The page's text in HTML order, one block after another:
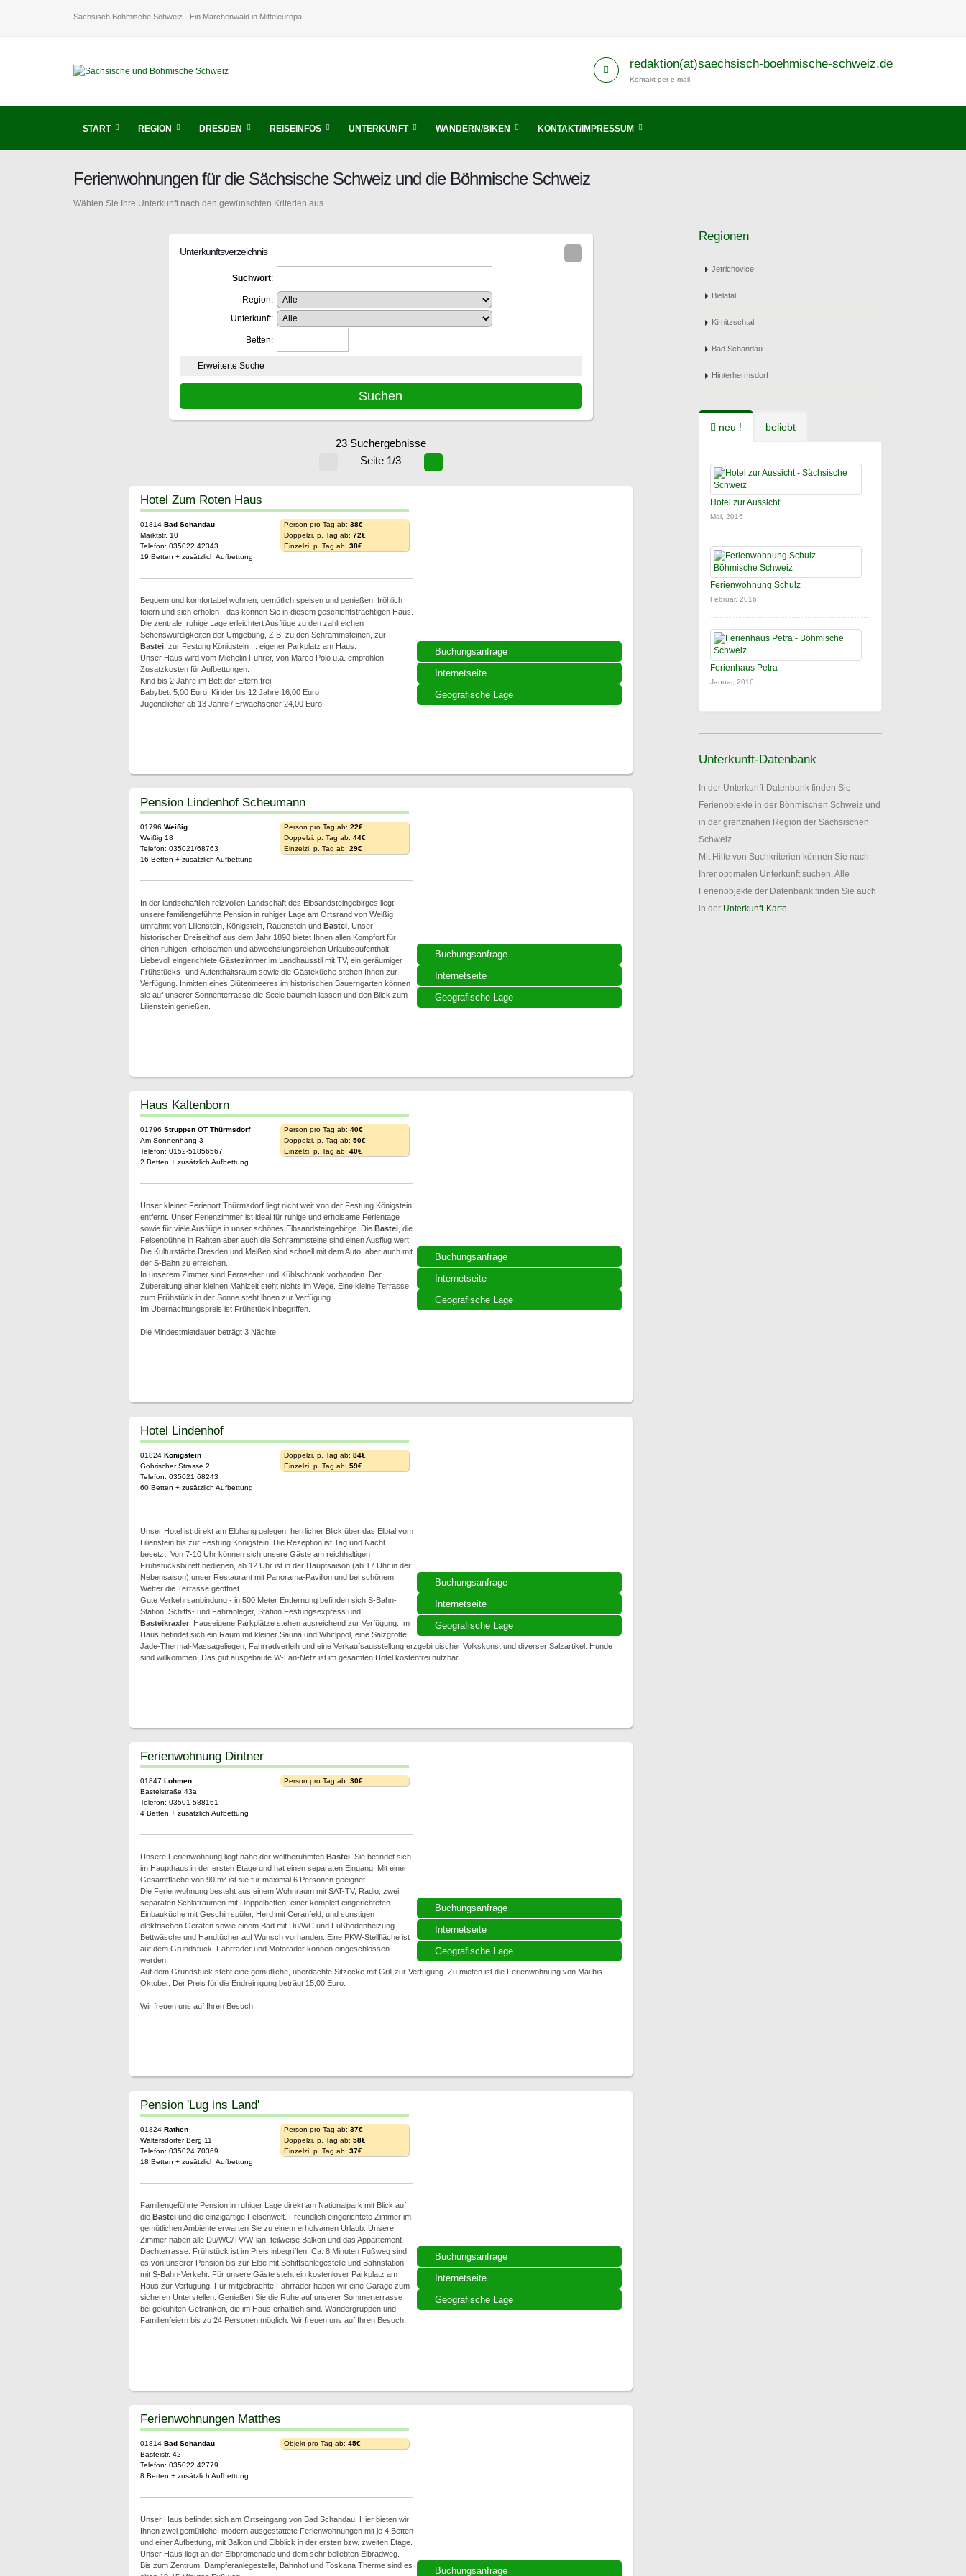
Sächsisch Böhmische Schweiz - Ein Märchenwald in Mitteleuropa
redaktion(at)saechsisch-boehmische-schweiz.de
Kontakt per e-mail
START REGION DRESDEN REISEINFOS UNTERKUNFT WANDERN/BIKEN KONTAKT/IMPRESSUM
Ferienwohnungen für die Sächsische Schweiz und die Böhmische Schweiz
Wählen Sie Ihre Unterkunft nach den gewünschten Kriterien aus.
Unterkunftsverzeichnis
Suchwort:
Region:
Unterkunft:
Betten:
Erweiterte Suche
23 Suchergebnisse
Seite 1/3
Buchungsanfrage
Internetseite
Geografische Lage
Hotel Zum Roten Haus
01814 Bad Schandau
Marktstr. 10
Telefon: 035022 42343
19 Betten + zusätzlich Aufbettung
Person pro Tag ab: 38€
Doppelzi. p. Tag ab: 72€
Einzelzi. p. Tag ab: 38€
Bequem und komfortabel wohnen, gemütlich speisen und genießen, fröhlich
feiern und sich erholen - das können Sie in diesem geschichtsträchtigen Haus.
Die zentrale, ruhige Lage erleichtert Ausflüge zu den zahlreichen
Sehenswürdigkeiten der Umgebung, Z.B. zu den Schrammsteinen, zur
Bastei, zur Festung Königstein ... eigener Parkplatz am Haus.
Unser Haus wird vom Michelin Führer, von Marco Polo u.a. empfohlen.
Zusatzkosten für Aufbettungen:
Kind bis 2 Jahre im Bett der Eltern frei
Babybett 5,00 Euro; Kinder bis 12 Jahre 16,00 Euro
Jugendlicher ab 13 Jahre / Erwachsener 24,00 Euro
Buchungsanfrage
Internetseite
Geografische Lage
Pension Lindenhof Scheumann
01796 Weißig
Weißig 18
Telefon: 035021/68763
16 Betten + zusätzlich Aufbettung
Person pro Tag ab: 22€
Doppelzi. p. Tag ab: 44€
Einzelzi. p. Tag ab: 29€
In der landschaftlich reizvollen Landschaft des Elbsandsteingebirges liegt
unsere familiengeführte Pension in ruhiger Lage am Ortsrand von Weißig
umrahmt von Lilienstein, Königstein, Rauenstein und Bastei. Unser
historischer Dreiseithof aus dem Jahr 1890 bietet Ihnen allen Kompfort für
einen ruhigen, erholsamen und abwechslungsreichen Urlaubsaufenthalt.
Liebevoll eingerichtete Gästezimmer im Landhausstil mit TV, ein geräumiger
Frühstücks- und Aufenthaltsraum sowie die Gästeküche stehen Ihnen zur
Verfügung. Inmitten eines Blütenmeeres im historischen Bauerngarten können
sie auf unserer Sonnenterrasse die Seele baumeln lassen und den Blick zum
Lilienstein genießen.
Buchungsanfrage
Internetseite
Geografische Lage
Haus Kaltenborn
01796 Struppen OT Thürmsdorf
Am Sonnenhang 3
Telefon: 0152-51856567
2 Betten + zusätzlich Aufbettung
Person pro Tag ab: 40€
Doppelzi. p. Tag ab: 50€
Einzelzi. p. Tag ab: 40€
Unser kleiner Ferienort Thürmsdorf liegt nicht weit von der Festung Königstein
entfernt. Unser Ferienzimmer ist ideal für ruhige und erholsame Ferientage
sowie für viele Ausflüge in unser schönes Elbsandsteingebirge. Die Bastei, die
Felsenbühne in Rahten aber auch die Schrammsteine sind einen Ausflug wert.
Die Kulturstädte Dresden und Meißen sind schnell mit dem Auto, aber auch mit
der S-Bahn zu erreichen.
In unserem Zimmer sind Fernseher und Kühlschrank vorhanden. Der
Zubereitung einer kleinen Mahlzeit steht nichts im Wege. Eine kleine Terrasse,
zum Frühstück in der Sonne steht ihnen zur Verfügung.
Im Übernachtungspreis ist Frühstück inbegriffen.
Die Mindestmietdauer beträgt 3 Nächte.
Buchungsanfrage
Internetseite
Geografische Lage
Hotel Lindenhof
01824 Königstein
Gohrischer Strasse 2
Telefon: 035021 68243
60 Betten + zusätzlich Aufbettung
Doppelzi. p. Tag ab: 84€
Einzelzi. p. Tag ab: 59€
Unser Hotel ist direkt am Elbhang gelegen; herrlicher Blick über das Elbtal vom
Lilienstein bis zur Festung Königstein. Die Rezeption ist Tag und Nacht
besetzt. Von 7-10 Uhr können sich unsere Gäste am reichhaltigen
Frühstücksbufett bedienen, ab 12 Uhr ist in der Hauptsaison (ab 17 Uhr in der
Nebensaison) unser Restaurant mit Panorama-Pavillon und bei schönem
Wetter die Terrasse geöffnet.
Gute Verkehrsanbindung - in 500 Meter Entfernung befinden sich S-Bahn-
Station, Schiffs- und Fähranleger, Station Festungsexpress und
Basteikraxler. Hauseigene Parkplätze stehen ausreichend zur Verfügung. Im
Haus befindet sich ein Raum mit kleiner Sauna und Whirlpool, eine Salzgrotte,
Jade-Thermal-Massageliegen, Fahrradverleih und eine Verkaufsausstellung erzgebirgischer Volkskunst und diverser Salzartikel. Hunde
sind willkommen. Das gut ausgebaute W-Lan-Netz ist im gesamten Hotel kostenfrei nutzbar.
Buchungsanfrage
Internetseite
Geografische Lage
Ferienwohnung Dintner
01847 Lohmen
Basteistraße 43a
Telefon: 03501 588161
4 Betten + zusätzlich Aufbettung
Person pro Tag ab: 30€
Unsere Ferienwohnung liegt nahe der weltberühmten Bastei. Sie befindet sich
im Haupthaus in der ersten Etage und hat einen separaten Eingang. Mit einer
Gesamtfläche von 90 m² ist sie für maximal 6 Personen geeignet.
Die Ferienwohnung besteht aus einem Wohnraum mit SAT-TV, Radio, zwei
separaten Schlafräumen mit Doppelbetten, einer komplett eingerichteten
Einbauküche mit Geschirrspüler, Herd mit Ceranfeld, und sonstigen
elektrischen Geräten sowie einem Bad mit Du/WC und Fußbodenheizung.
Bettwäsche und Handtücher auf Wunsch vorhanden. Eine PKW-Stellfläche ist
auf dem Grundstück. Fahrräder und Motoräder können eingeschlossen
werden.
Auf dem Grundstück steht eine gemütliche, überdachte Sitzecke mit Grill zur Verfügung. Zu mieten ist die Ferienwohnung von Mai bis
Oktober. Der Preis für die Endreinigung beträgt 15,00 Euro.
Wir freuen uns auf Ihren Besuch!
Buchungsanfrage
Internetseite
Geografische Lage
Pension 'Lug ins Land'
01824 Rathen
Waltersdorfer Berg 11
Telefon: 035024 70369
18 Betten + zusätzlich Aufbettung
Person pro Tag ab: 37€
Doppelzi. p. Tag ab: 58€
Einzelzi. p. Tag ab: 37€
Familiengeführte Pension in ruhiger Lage direkt am Nationalpark mit Blick auf
die Basteiund die einzigartige Felsenwelt. Freundlich eingerichtete Zimmer im
gemütlichen Ambiente erwarten Sie zu einem erholsamen Urlaub. Unsere
Zimmer haben alle Du/WC/TV/W-lan, teilweise Balkon und das Appartement
Dachterrasse. Frühstück ist im Preis inbegriffen. Ca. 8 Minuten Fußweg sind
es von unserer Pension bis zur Elbe mit Schiffsanlegestelle und Bahnstation
mit S-Bahn-Verkehr. Für unsere Gäste steht ein kostenloser Parkplatz am
Haus zur Verfügung. Für mitgebrachte Fahrräder haben wir eine Garage zum
sicheren Unterstellen. Genießen Sie die Ruhe auf unserer Sommerterrasse
bei gekühlten Getränken, die im Haus erhältlich sind. Wandergruppen und
Familienfeiern bis zu 24 Personen möglich. Wir freuen uns auf Ihren Besuch.
Buchungsanfrage
Ferienwohnungen Matthes
01814 Bad Schandau
Basteistr. 42
Telefon: 035022 42779
8 Betten + zusätzlich Aufbettung
Objekt pro Tag ab: 45€
Unser Haus befindet sich am Ortseingang von Bad Schandau. Hier bieten wir
Ihnen zwei gemütliche, modern ausgestattete Ferienwohnungen mit je 4 Betten
und einer Aufbettung, mit Balkon und Elbblick in der ersten bzw. zweiten Etage.
Unser Haus liegt an der Elbpromenade und dem sehr beliebten Elbradweg.
Bis zum Zentrum, Dampferanlegestelle, Bahnhof und Toskana Therme sind es
Regionen
Jetrichovice
Bielatal
Kirnitzschtal
Bad Schandau
Hinterhermsdorf
neu ! beliebt
Hotel zur Aussicht
Mai, 2016
Ferienwohnung Schulz
Februar, 2016
Ferienhaus Petra
Januar, 2016
Unterkunft-Datenbank
In der Unterkunft-Datenbank finden Sie
Ferienobjekte in der Böhmischen Schweiz und
in der grenznahen Region der Sächsischen
Schweiz.
Mit Hilfe von Suchkriterien können Sie nach
Ihrer optimalen Unterkunft suchen. Alle
Ferienobjekte der Datenbank finden Sie auch
in der Unterkunft-Karte.